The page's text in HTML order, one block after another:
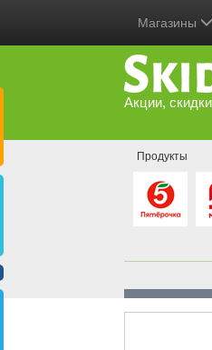
Магазины
Акции,
Продукты